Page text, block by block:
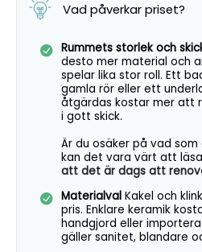
Vad påverkar priset?
Rummets storlek och
desto mer material och
spelar lika stor roll. Ett
gamla rör eller ett
åtgärdas kostar mer att
i gott skick.
Är du osäker på vad
kan det vara värt att
att det är dags att
Materialval Kakel och
pris. Enklare keramik
handgjord eller
gäller sanitet, blandare